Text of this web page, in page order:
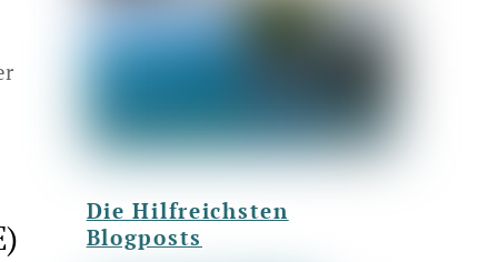
Die Hilfreichsten
Blogposts